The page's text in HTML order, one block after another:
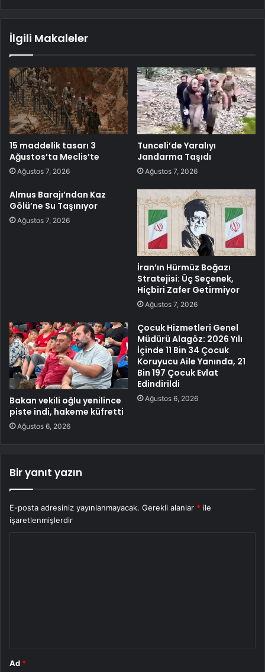
İlgili Makaleler
15 maddelik tasarı 3
Ağustos’ta Meclis’te
Ağustos 7, 2026
Tunceli’de Yaralıyı
Jandarma Taşıdı
Ağustos 7, 2026
Almus Barajı’ndan Kaz
Gölü’ne Su Taşınıyor
Ağustos 7, 2026
İran’ın Hürmüz Boğazı
Stratejisi: Üç Seçenek,
Hiçbiri Zafer Getirmiyor
Ağustos 7, 2026
Bakan vekili oğlu yenilince
piste indi, hakeme küfretti
Ağustos 6, 2026
Çocuk Hizmetleri Genel
Müdürü Alagöz: 2026 Yılı
İçinde 11 Bin 34 Çocuk
Koruyucu Aile Yanında, 21
Bin 197 Çocuk Evlat
Edindirildi
Ağustos 6, 2026
Bir yanıt yazın
E-posta adresiniz yayınlanmayacak. Gerekli alanlar * ile
işaretlenmişlerdir
Ad *